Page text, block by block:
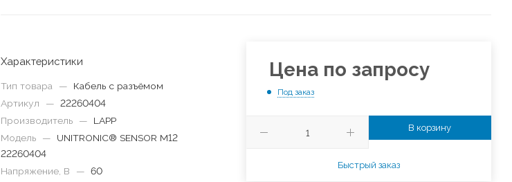
Характеристики
Тип товара —
Кабель с разъёмом
Артикул
— 22260404
Производитель
—
LAPP
Модель
—
UNITRONIC® SENSOR M12
22260404
Напряжение, В
— 60
Цена по запросу
Под заказ
В корзину
Быстрый заказ